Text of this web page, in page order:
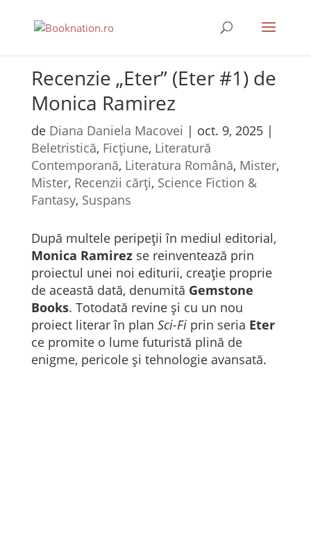
Recenzie „Eter” (Eter #1) de
Monica Ramirez
de Diana Daniela Macovei | oct. 9, 2025|
Beletristică, Ficțiune, Literatură
Contemporană, Literatura Română, Mister,
Mister, Recenzii cărți, Science Fiction &
Fantasy, Suspans
După multele peripeții în mediul editorial,
Monica Ramirezse reinventează prin
proiectul unei noi editurii, creație proprie
de această dată, denumită Gemstone
Books. Totodată revine și cu un nou
proiect literar în plan Sci-Fiprin seria Eter
ce promite o lume futuristă plină de
enigme, pericole și tehnologie avansată.